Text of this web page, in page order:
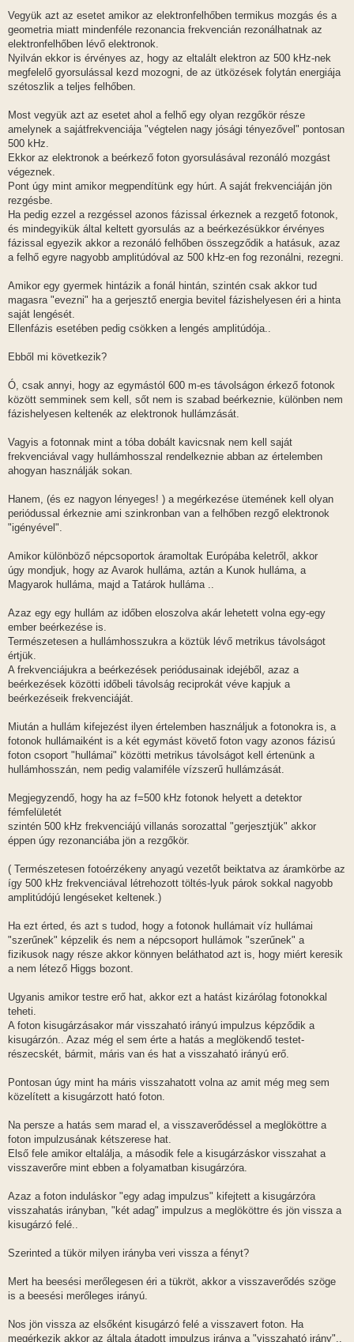
Vegyük azt az esetet amikor az elektronfelhőben termikus mozgás és a
geometria miatt mindenféle rezonancia frekvencián rezonálhatnak az
elektronfelhőben lévő elektronok.
Nyilván ekkor is érvényes az, hogy az eltalált elektron az 500 kHz-nek
megfelelő gyorsulással kezd mozogni, de az ütközések folytán energiája
szétoszlik a teljes felhőben.
Most vegyük azt az esetet ahol a felhő egy olyan rezgőkör része
amelynek a sajátfrekvenciája "végtelen nagy jósági tényezővel" pontosan
500 kHz.
Ekkor az elektronok a beérkező foton gyorsulásával rezonáló mozgást
végeznek.
Pont úgy mint amikor megpendítünk egy húrt. A saját frekvenciáján jön
rezgésbe.
Ha pedig ezzel a rezgéssel azonos fázissal érkeznek a rezgető fotonok,
és mindegyikük által keltett gyorsulás az a beérkezésükkor érvényes
fázissal egyezik akkor a rezonáló felhőben összegződik a hatásuk, azaz
a felhő egyre nagyobb amplitúdóval az 500 kHz-en fog rezonálni, rezegni.
Amikor egy gyermek hintázik a fonál hintán, szintén csak akkor tud
magasra "evezni" ha a gerjesztő energia bevitel fázishelyesen éri a hinta
saját lengését.
Ellenfázis esetében pedig csökken a lengés amplitúdója..
Ebből mi következik?
Ó, csak annyi, hogy az egymástól 600 m-es távolságon érkező fotonok
között semminek sem kell, sőt nem is szabad beérkeznie, különben nem
fázishelyesen keltenék az elektronok hullámzását.
Vagyis a fotonnak mint a tóba dobált kavicsnak nem kell saját
frekvenciával vagy hullámhosszal rendelkeznie abban az értelemben
ahogyan használják sokan.
Hanem, (és ez nagyon lényeges! ) a megérkezése ütemének kell olyan
periódussal érkeznie ami szinkronban van a felhőben rezgő elektronok
"igényével".
Amikor különböző népcsoportok áramoltak Európába keletről, akkor
úgy mondjuk, hogy az Avarok hulláma, aztán a Kunok hulláma, a
Magyarok hulláma, majd a Tatárok hulláma ..
Azaz egy egy hullám az időben eloszolva akár lehetett volna egy-egy
ember beérkezése is.
Természetesen a hullámhosszukra a köztük lévő metrikus távolságot
értjük.
A frekvenciájukra a beérkezések periódusainak idejéből, azaz a
beérkezések közötti időbeli távolság reciprokát véve kapjuk a
beérkezéseik frekvenciáját.
Miután a hullám kifejezést ilyen értelemben használjuk a fotonokra is, a
fotonok hullámaiként is a két egymást követő foton vagy azonos fázisú
foton csoport "hullámai" közötti metrikus távolságot kell értenünk a
hullámhosszán, nem pedig valamiféle vízszerű hullámzását.
Megjegyzendő, hogy ha az f=500 kHz fotonok helyett a detektor
fémfelületét
szintén 500 kHz frekvenciájú villanás sorozattal "gerjesztjük" akkor
éppen úgy rezonanciába jön a rezgőkör.
( Természetesen fotoérzékeny anyagú vezetőt beiktatva az áramkörbe az
így 500 kHz frekvenciával létrehozott töltés-lyuk párok sokkal nagyobb
amplitúdójú lengéseket keltenek.)
Ha ezt érted, és azt s tudod, hogy a fotonok hullámait víz hullámai
"szerűnek" képzelik és nem a népcsoport hullámok "szerűnek" a
fizikusok nagy része akkor könnyen beláthatod azt is, hogy miért keresik
a nem létező Higgs bozont.
Ugyanis amikor testre erő hat, akkor ezt a hatást kizárólag fotonokkal
teheti.
A foton kisugárzásakor már visszaható irányú impulzus képződik a
kisugárzón.. Azaz még el sem érte a hatás a meglökendő testet-
részecskét, bármit, máris van és hat a visszaható irányú erő.
Pontosan úgy mint ha máris visszahatott volna az amit még meg sem
közelített a kisugárzott ható foton.
Na persze a hatás sem marad el, a visszaverődéssel a meglököttre a
foton impulzusának kétszerese hat.
Első fele amikor eltalálja, a második fele a kisugárzáskor visszahat a
visszaverőre mint ebben a folyamatban kisugárzóra.
Azaz a foton induláskor "egy adag impulzus" kifejtett a kisugárzóra
visszahatás irányban, "két adag" impulzus a meglököttre és jön vissza a
kisugárzó felé..
Szerinted a tükör milyen irányba veri vissza a fényt?
Mert ha beesési merőlegesen éri a tükröt, akkor a visszaverődés szöge
is a beesési merőleges irányú.
Nos jön vissza az elsőként kisugárzó felé a visszavert foton. Ha
megérkezik akkor az általa átadott impulzus iránya a "visszaható irány"..